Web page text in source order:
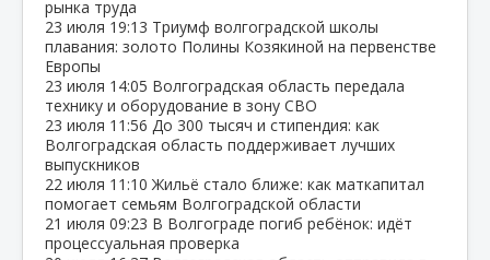
рынка труда
23 июля 19:13 Триумф волгоградской школы
плавания: золото Полины Козякиной на первенстве
Европы
23 июля 14:05 Волгоградская область передала
технику и оборудование в зону СВО
23 июля 11:56 До 300 тысяч и стипендия: как
Волгоградская область поддерживает лучших
выпускников
22 июля 11:10 Жильё стало ближе: как маткапитал
помогает семьям Волгоградской области
21 июля 09:23 В Волгограде погиб ребёнок: идёт
процессуальная проверка